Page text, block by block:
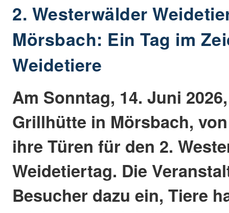
2. Westerwälder
Mörsbach: Ein Tag im
Weidetiere
Am Sonntag, 14. Juni
Grillhütte in Mörsbach,
ihre Türen für den 2.
Weidetiertag. Die
Besucher dazu ein, Tiere